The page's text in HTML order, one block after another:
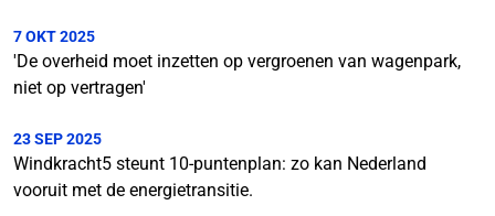
7 OKT 2025
'De overheid moet inzetten op vergroenen van wagenpark,
niet op vertragen'
23 SEP 2025
Windkracht5 steunt 10-puntenplan: zo kan Nederland
vooruit met de energietransitie.